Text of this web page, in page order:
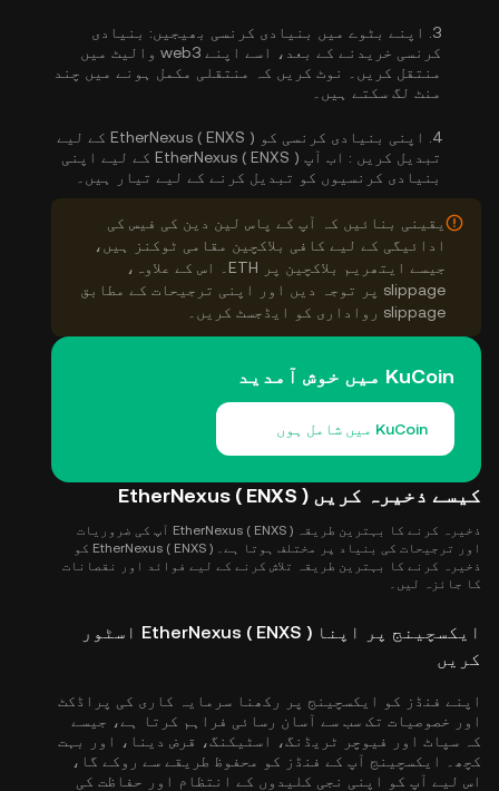
3. اپنے بٹوے میں بنیادی کرنسی بھیجیں: بنیادی
کرنسی خریدنے کے بعد، اسے اپنے web3 والیٹ میں
منتقل کریں۔ نوٹ کریں کہ منتقلی مکمل ہونے میں چند
منٹ لگ سکتے ہیں۔
4.
اپنی بنیادی کرنسی کو EtherNexus ( ENXS ) کے لیے
تبدیل کریں :
اب آپ EtherNexus ( ENXS ) کے لیے اپنی
بنیادی کرنسیوں کو تبدیل کرنے کے لیے تیار ہیں۔
یقینی بنائیں کہ آپ کے پاس لین دین کی فیس کی
ادائیگی کے لیے کافی بلاکچین مقامی ٹوکنز ہیں،
جیسے ایتھریم بلاکچین پر ETH۔ اس کے علاوہ،
slippage پر توجہ دیں اور اپنی ترجیحات کے مطابق
slippage رواداری کو ایڈجسٹ کریں۔
KuCoin میں خوش آمدید
KuCoin میں شامل ہوں
کیسے ذخیرہ کریں EtherNexus ( ENXS )
ذخیرہ کرنے کا بہترین طریقہ EtherNexus ( ENXS ) آپ کی ضروریات
اور ترجیحات کی بنیاد پر مختلف ہوتا ہے۔ EtherNexus ( ENXS ) کو
ذخیرہ کرنے کا بہترین طریقہ تلاش کرنے کے لیے فوائد اور نقصانات
کا جائزہ لیں۔
ایکسچینج پر اپنا EtherNexus ( ENXS ) اسٹور
کریں
اپنے فنڈز کو ایکسچینج پر رکھنا سرمایہ کاری کی پراڈکٹ
اور خصوصیات تک سب سے آسان رسائی فراہم کرتا ہے، جیسے
کہ سپاٹ اور فیوچر ٹریڈنگ، اسٹیکنگ، قرض دینا، اور بہت
کچھ۔ ایکسچینج آپ کے فنڈز کو محفوظ طریقے سے روکے گا،
اس لیے آپ کو اپنی نجی کلیدوں کے انتظام اور حفاظت کی